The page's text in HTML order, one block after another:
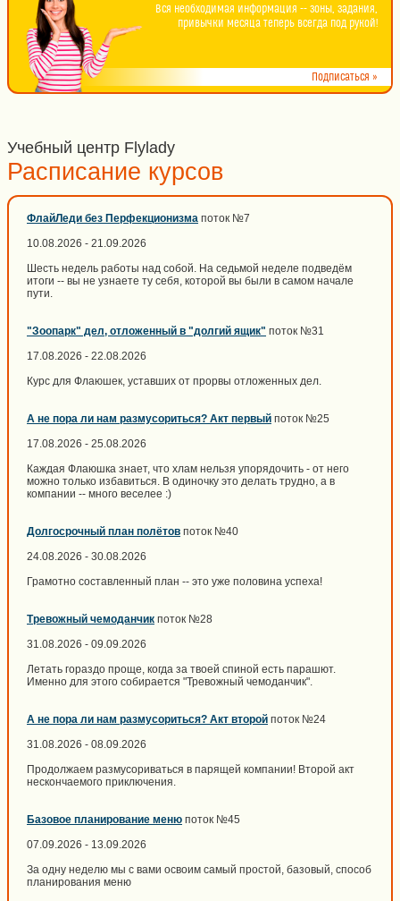
Вся необходимая информация -- зоны, задания,
привычки месяца теперь всегда под рукой!
Подписаться »
Учебный центр Flylady
Расписание курсов
ФлайЛеди без Перфекционизма поток №7
10.08.2026 - 21.09.2026
Шесть недель работы над собой. На седьмой неделе подведём
итоги -- вы не узнаете ту себя, которой вы были в самом начале
пути.
"Зоопарк" дел, отложенный в "долгий ящик" поток №31
17.08.2026 - 22.08.2026
Курс для Флаюшек, уставших от прорвы отложенных дел.
А не пора ли нам размусориться? Акт первый поток №25
17.08.2026 - 25.08.2026
Каждая Флаюшка знает, что хлам нельзя упорядочить - от него
можно только избавиться. В одиночку это делать трудно, а в
компании -- много веселее :)
Долгосрочный план полётов поток №40
24.08.2026 - 30.08.2026
Грамотно составленный план -- это уже половина успеха!
Тревожный чемоданчик поток №28
31.08.2026 - 09.09.2026
Летать гораздо проще, когда за твоей спиной есть парашют.
Именно для этого собирается "Тревожный чемоданчик".
А не пора ли нам размусориться? Акт второй поток №24
31.08.2026 - 08.09.2026
Продолжаем размусориваться в парящей компании! Второй акт
нескончаемого приключения.
Базовое планирование меню поток №45
07.09.2026 - 13.09.2026
За одну неделю мы с вами освоим самый простой, базовый, способ
планирования меню